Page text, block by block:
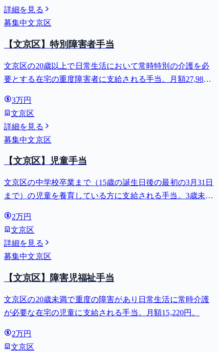
詳細を見る
募集中文京区
【文京区】特別障害者手当
文京区の20歳以上で日常生活において常時特別の介護を必
要とする在宅の重度障害者に支給される手当。月額27,980
3万円
文京区
詳細を見る
募集中文京区
【文京区】児童手当
文京区の中学校卒業まで（15歳の誕生日後の最初の3月31日
まで）の児童を養育している方に支給される手当。3歳未満
子以降は15,000円）、中学生は月額10,000円。
2万円
文京区
詳細を見る
募集中文京区
【文京区】障害児福祉手当
文京区の20歳未満で重度の障害があり日常生活に常時介護
が必要な在宅の児童に支給される手当。月額15,220円。
2万円
文京区